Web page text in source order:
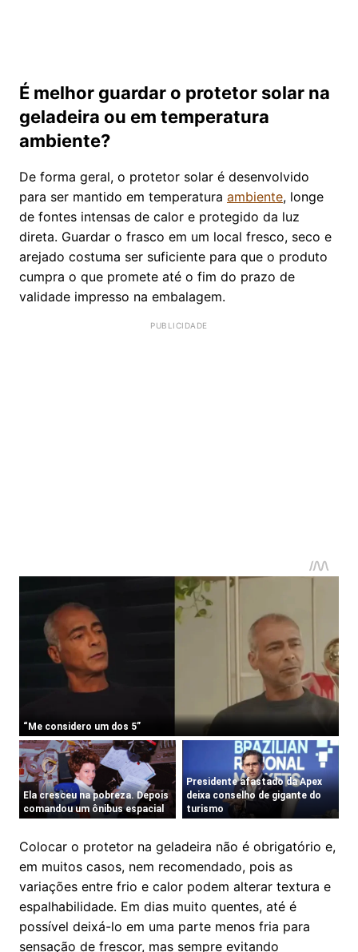
É melhor guardar o protetor solar na
geladeira ou em temperatura
ambiente?
De forma geral, o protetor solar é desenvolvido
para ser mantido em temperatura ambiente, longe
de fontes intensas de calor e protegido da luz
direta. Guardar o frasco em um local fresco, seco e
arejado costuma ser suficiente para que o produto
cumpra o que promete até o fim do prazo de
validade impresso na embalagem.
Colocar o protetor na geladeira não é obrigatório e,
em muitos casos, nem recomendado, pois as
variações entre frio e calor podem alterar textura e
espalhabilidade. Em dias muito quentes, até é
possível deixá-lo em uma parte menos fria para
sensação de frescor, mas sempre evitando